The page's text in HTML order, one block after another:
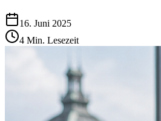
16. Juni 2025
4 Min. Lesezeit